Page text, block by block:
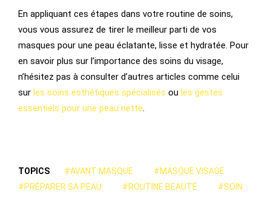
En appliquant ces étapes dans votre routine de soins,
vous vous assurez de tirer le meilleur parti de vos
masques pour une peau éclatante, lisse et hydratée. Pour
en savoir plus sur l’importance des soins du visage,
n’hésitez pas à consulter d’autres articles comme celui
sur les soins esthétiques spécialisés ou les gestes
essentiels pour une peau nette.
TOPICS #AVANT MASQUE
#MASQUE VISAGE
#PRÉPARER SA PEAU
#ROUTINE BEAUTÉ
#SOIN